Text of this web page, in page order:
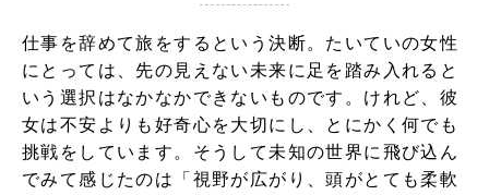
仕事を辞めて旅をするという決断。たいていの女性
にとっては、先の見えない未来に足を踏み入れると
いう選択はなかなかできないものです。けれど、彼
女は不安よりも好奇心を大切にし、とにかく何でも
挑戦をしています。そうして未知の世界に飛び込ん
でみて感じたのは「視野が広がり、頭がとても柔軟